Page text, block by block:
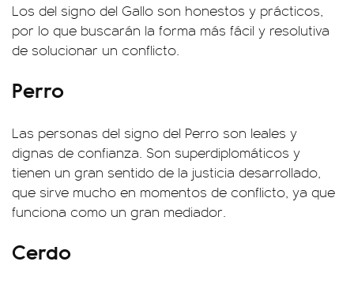
Los del signo del Gallo son honestos y prácticos,
por lo que buscarán la forma más fácil y resolutiva
de solucionar un conflicto.
Perro
Las personas del signo del Perro son leales y
dignas de confianza. Son superdiplomáticos y
tienen un gran sentido de la justicia desarrollado,
que sirve mucho en momentos de conflicto, ya que
funciona como un gran mediador.
Cerdo